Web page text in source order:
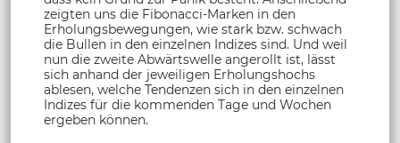
zeigten uns die Fibonacci-Marken in den
Erholungsbewegungen, wie stark bzw. schwach
die Bullen in den einzelnen Indizes sind. Und weil
nun die zweite Abwärtswelle angerollt ist, lässt
sich anhand der jeweiligen Erholungshochs
ablesen, welche Tendenzen sich in den einzelnen
Indizes für die kommenden Tage und Wochen
ergeben können.